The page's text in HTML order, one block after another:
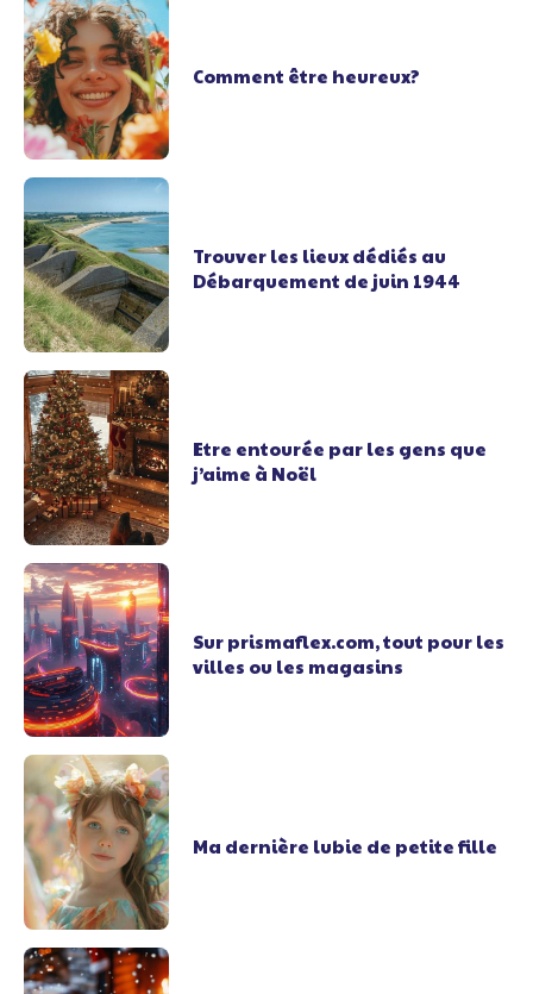
Comment être heureux?
Trouver les lieux dédiés au
Débarquement de juin 1944
Etre entourée par les gens que
j’aime à Noël
Sur prismaflex.com, tout pour les
villes ou les magasins
Ma dernière lubie de petite fille